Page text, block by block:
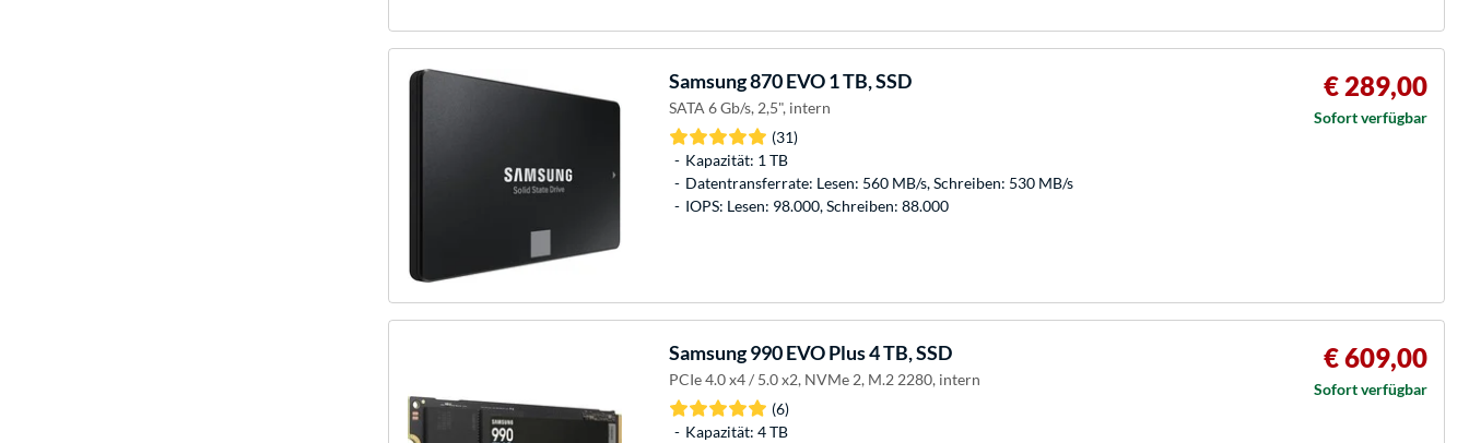
Samsung870 EVO 1 TB, SSD
SATA 6 Gb/s, 2,5", intern
(31)
Kapazität: 1 TB
Datentransferrate: Lesen: 560 MB/s, Schreiben: 530 MB/s
IOPS: Lesen: 98.000, Schreiben: 88.000
€ 289,00
Sofort verfügbar
Samsung990 EVO Plus 4 TB, SSD
PCIe 4.0 x4 / 5.0 x2, NVMe 2, M.2 2280, intern
(6)
Kapazität: 4 TB
€ 609,00
Sofort verfügbar